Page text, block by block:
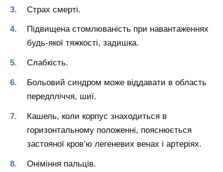
Страх смерті.
Підвищена стомлюваність при навантаженнях
будь-якої тяжкості, задишка.
Слабкість.
Больовий синдром може віддавати в область
передпліччя, шиї.
Кашель, коли корпус знаходиться в
горизонтальному положенні, пояснюється
застояної кров’ю легеневих венах і артеріях.
Оніміння пальців.